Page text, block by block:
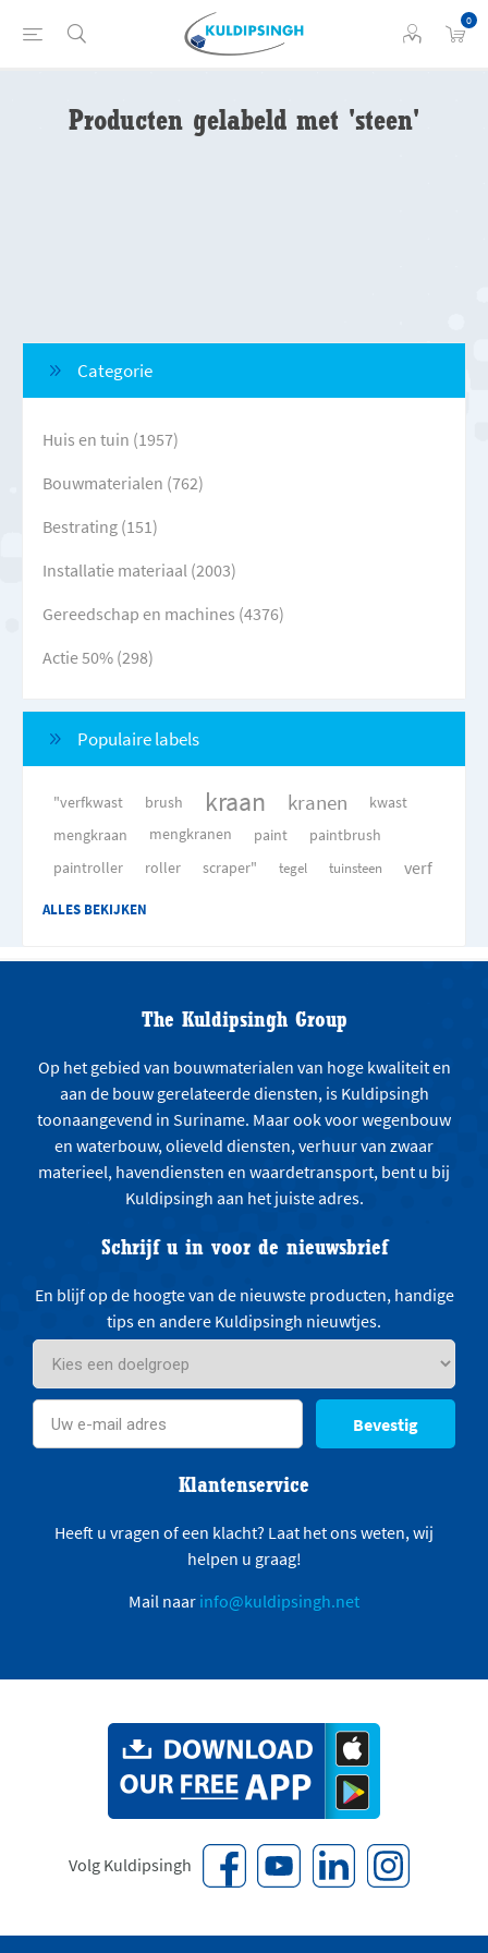
0
Producten gelabeld met 'steen'
Categorie
Huis en tuin (1957)
Bouwmaterialen (762)
Bestrating (151)
Installatie materiaal (2003)
Gereedschap en machines (4376)
Actie 50% (298)
Populaire labels
"verfkwast brush kraan kranen
kwast
mengkraan
mengkranen paint
paintbrush
paintroller
roller scraper" tegel tuinsteen verf
ALLES BEKIJKEN
The Kuldipsingh Group
Op het gebied van bouwmaterialen van hoge kwaliteit en
aan de bouw gerelateerde diensten, is Kuldipsingh
toonaangevend in Suriname. Maar ook voor wegenbouw
en waterbouw, olieveld diensten, verhuur van zwaar
materieel, havendiensten en waardetransport, bent u bij
Kuldipsingh aan het juiste adres.
Schrijf u in voor de nieuwsbrief
En blijf op de hoogte van de nieuwste producten, handige
tips en andere Kuldipsingh nieuwtjes.
Bevestig
Klantenservice
Heeft u vragen of een klacht? Laat het ons weten, wij
helpen u graag!
Mail naar info@kuldipsingh.net
Volg Kuldipsingh